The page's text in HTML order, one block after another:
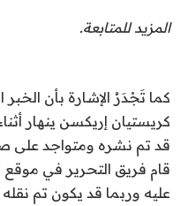
و
المزيد للمتابعة.
كما تَجْدَرُ الإشارة بأن
كريستيان إريكسن ينهار
قد تم نشره ومتواجد على
قام فريق التحرير في موقع
عليه وربما قد يكون تم نقله